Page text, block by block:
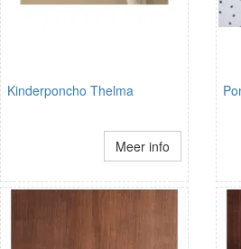
Kinderponcho Thelma
Meer info